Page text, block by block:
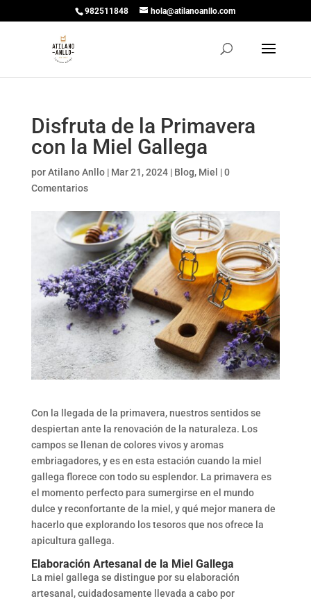
982511848 hola@atilanoanllo.com
Disfruta de la Primavera
con la Miel Gallega
porAtilano Anllo| Mar 21, 2024| Blog, Miel |0
Comentarios
Con la llegada de la primavera, nuestros sentidos se
despiertan ante la renovación de la naturaleza. Los
campos se llenan de colores vivos y aromas
embriagadores, y es en esta estación cuando la miel
gallega florece con todo su esplendor. La primavera es
el momento perfecto para sumergirse en el mundo
dulce y reconfortante de la miel, y qué mejor manera de
hacerlo que explorando los tesoros que nos ofrece la
apicultura gallega.
Elaboración Artesanal de la Miel Gallega
La miel gallega se distingue por su elaboración
artesanal, cuidadosamente llevada a cabo por